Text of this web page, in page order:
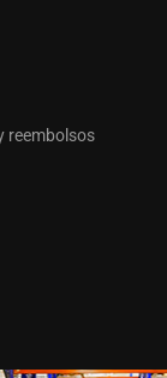
reembolsos